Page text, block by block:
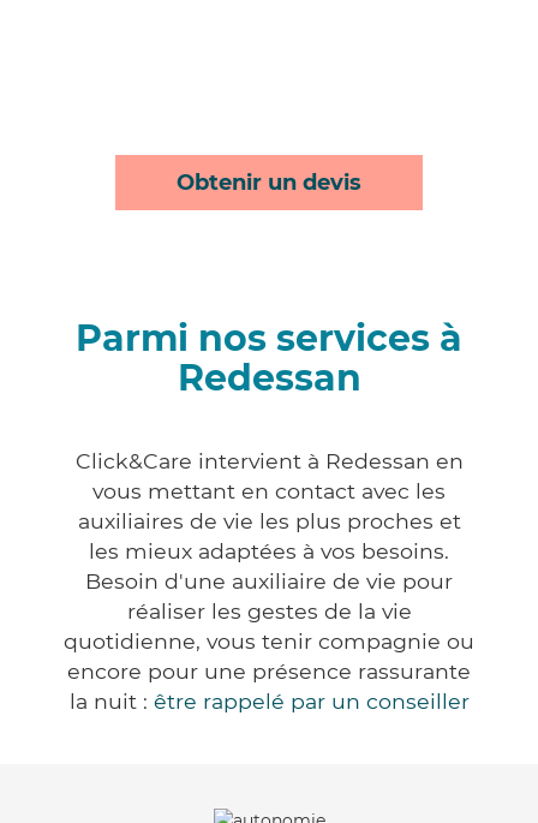
Obtenir un devis
Parmi nos services à
Redessan
Click&Care intervient à Redessan en
vous mettant en contact avec les
auxiliaires de vie les plus proches et
les mieux adaptées à vos besoins.
Besoin d'une auxiliaire de vie pour
réaliser les gestes de la vie
quotidienne, vous tenir compagnie ou
encore pour une présence rassurante
la nuit : être rappelé par un conseiller